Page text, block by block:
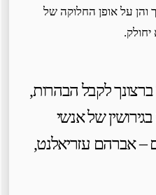
על אופן החלוקה של
לקבל הבהרות,
של אנשי
– אברהם עזריאלנט,